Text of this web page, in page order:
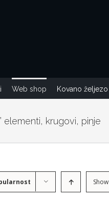
Web shop Kovano željezo
elementi, krugovi, pinje
Show